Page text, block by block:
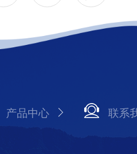
产品中心 联系